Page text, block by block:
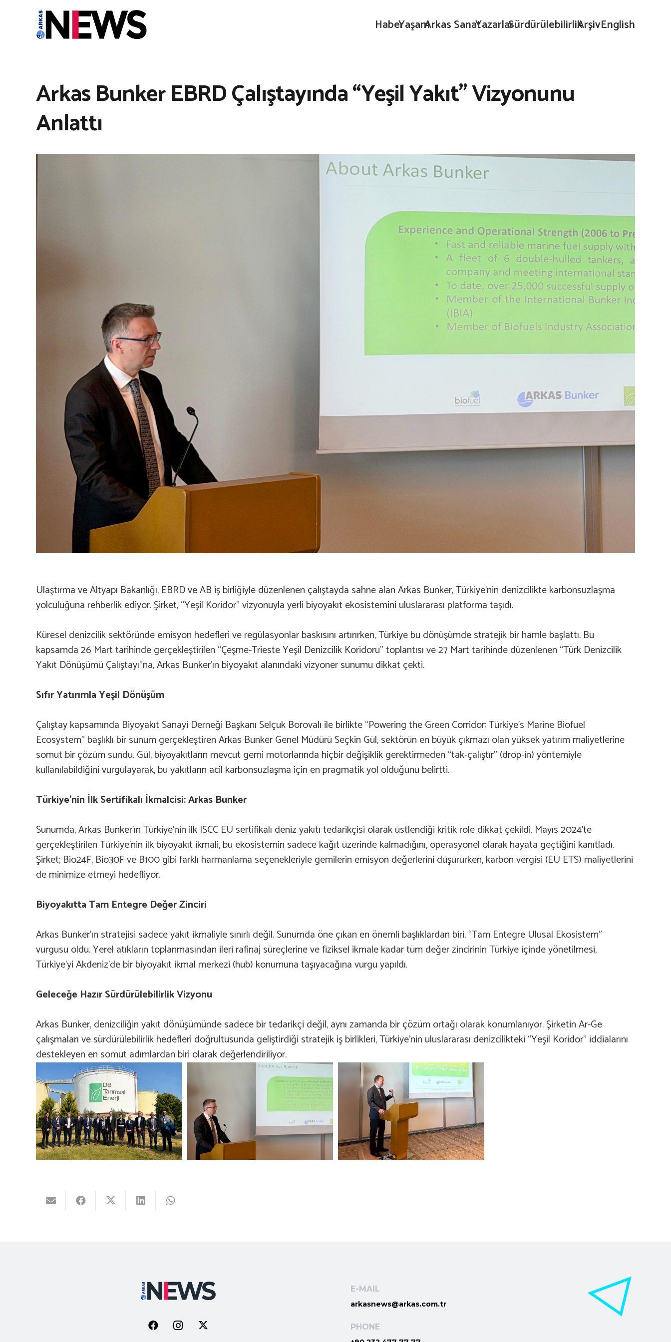
HaberYaşamArkas SanatYazarlarSürdürülebilirlikArşivEnglish
Arkas Bunker EBRD Çalıştayında “Yeşil Yakıt” Vizyonunu
Anlattı
Ulaştırma ve Altyapı Bakanlığı, EBRD ve AB iş birliğiyle düzenlenen çalıştayda sahne alan Arkas Bunker, Türkiye’nin denizcilikte karbonsuzlaşma
yolculuğuna rehberlik ediyor. Şirket, “Yeşil Koridor” vizyonuyla yerli biyoyakıt ekosistemini uluslararası platforma taşıdı.
Küresel denizcilik sektöründe emisyon hedefleri ve regülasyonlar baskısını artırırken, Türkiye bu dönüşümde stratejik bir hamle başlattı. Bu
kapsamda 26 Mart tarihinde gerçekleştirilen “Çeşme-Trieste Yeşil Denizcilik Koridoru” toplantısı ve 27 Mart tarihinde düzenlenen “Türk Denizcilik
Yakıt Dönüşümü Çalıştayı”na, Arkas Bunker’ın biyoyakıt alanındaki vizyoner sunumu dikkat çekti.
Sıfır Yatırımla Yeşil Dönüşüm
Çalıştay kapsamında Biyoyakıt Sanayi Derneği Başkanı Selçuk Borovalı ile birlikte “Powering the Green Corridor: Türkiye’s Marine Biofuel
Ecosystem” başlıklı bir sunum gerçekleştiren Arkas Bunker Genel Müdürü Seçkin Gül, sektörün en büyük çıkmazı olan yüksek yatırım maliyetlerine
somut bir çözüm sundu. Gül, biyoyakıtların mevcut gemi motorlarında hiçbir değişiklik gerektirmeden “tak-çalıştır” (drop-in) yöntemiyle
kullanılabildiğini vurgulayarak, bu yakıtların acil karbonsuzlaşma için en pragmatik yol olduğunu belirtti.
Türkiye’nin İlk Sertifikalı İkmalcisi: Arkas Bunker
Sunumda, Arkas Bunker’ın Türkiye’nin ilk ISCC EU sertifikalı deniz yakıtı tedarikçisi olarak üstlendiği kritik role dikkat çekildi. Mayıs 2024’te
gerçekleştirilen Türkiye’nin ilk biyoyakıt ikmali, bu ekosistemin sadece kağıt üzerinde kalmadığını, operasyonel olarak hayata geçtiğini kanıtladı.
Şirket; Bio24F, Bio30F ve B100 gibi farklı harmanlama seçenekleriyle gemilerin emisyon değerlerini düşürürken, karbon vergisi (EU ETS) maliyetlerini
de minimize etmeyi hedefliyor.
Biyoyakıtta Tam Entegre Değer Zinciri
Arkas Bunker’ın stratejisi sadece yakıt ikmaliyle sınırlı değil. Sunumda öne çıkan en önemli başlıklardan biri, “Tam Entegre Ulusal Ekosistem”
vurgusu oldu. Yerel atıkların toplanmasından ileri rafinaj süreçlerine ve fiziksel ikmale kadar tüm değer zincirinin Türkiye içinde yönetilmesi,
Türkiye’yi Akdeniz’de bir biyoyakıt ikmal merkezi (hub) konumuna taşıyacağına vurgu yapıldı.
Geleceğe Hazır Sürdürülebilirlik Vizyonu
Arkas Bunker, denizciliğin yakıt dönüşümünde sadece bir tedarikçi değil, aynı zamanda bir çözüm ortağı olarak konumlanıyor. Şirketin Ar-Ge
çalışmaları ve sürdürülebilirlik hedefleri doğrultusunda geliştirdiği stratejik iş birlikleri, Türkiye’nin uluslararası denizcilikteki “Yeşil Koridor” iddialarını
destekleyen en somut adımlardan biri olarak değerlendiriliyor.
E-MAIL
arkasnews@arkas.com.tr
PHONE